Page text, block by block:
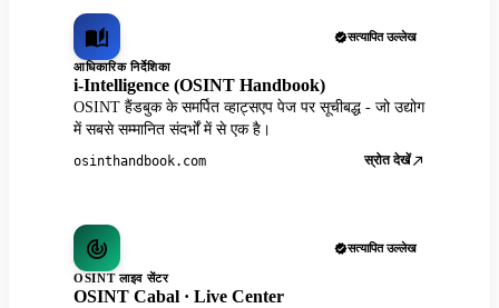
सत्यापित उल्लेख
आधिकारिक निर्देशिका
i-Intelligence (OSINT Handbook)
OSINT हैंडबुक के समर्पित व्हाट्सएप पेज पर सूचीबद्ध - जो उद्योग
में सबसे सम्मानित संदर्भों में से एक है।
osinthandbook.com स्रोत देखें
सत्यापित उल्लेख
OSINT लाइव सेंटर
OSINT Cabal · Live Center